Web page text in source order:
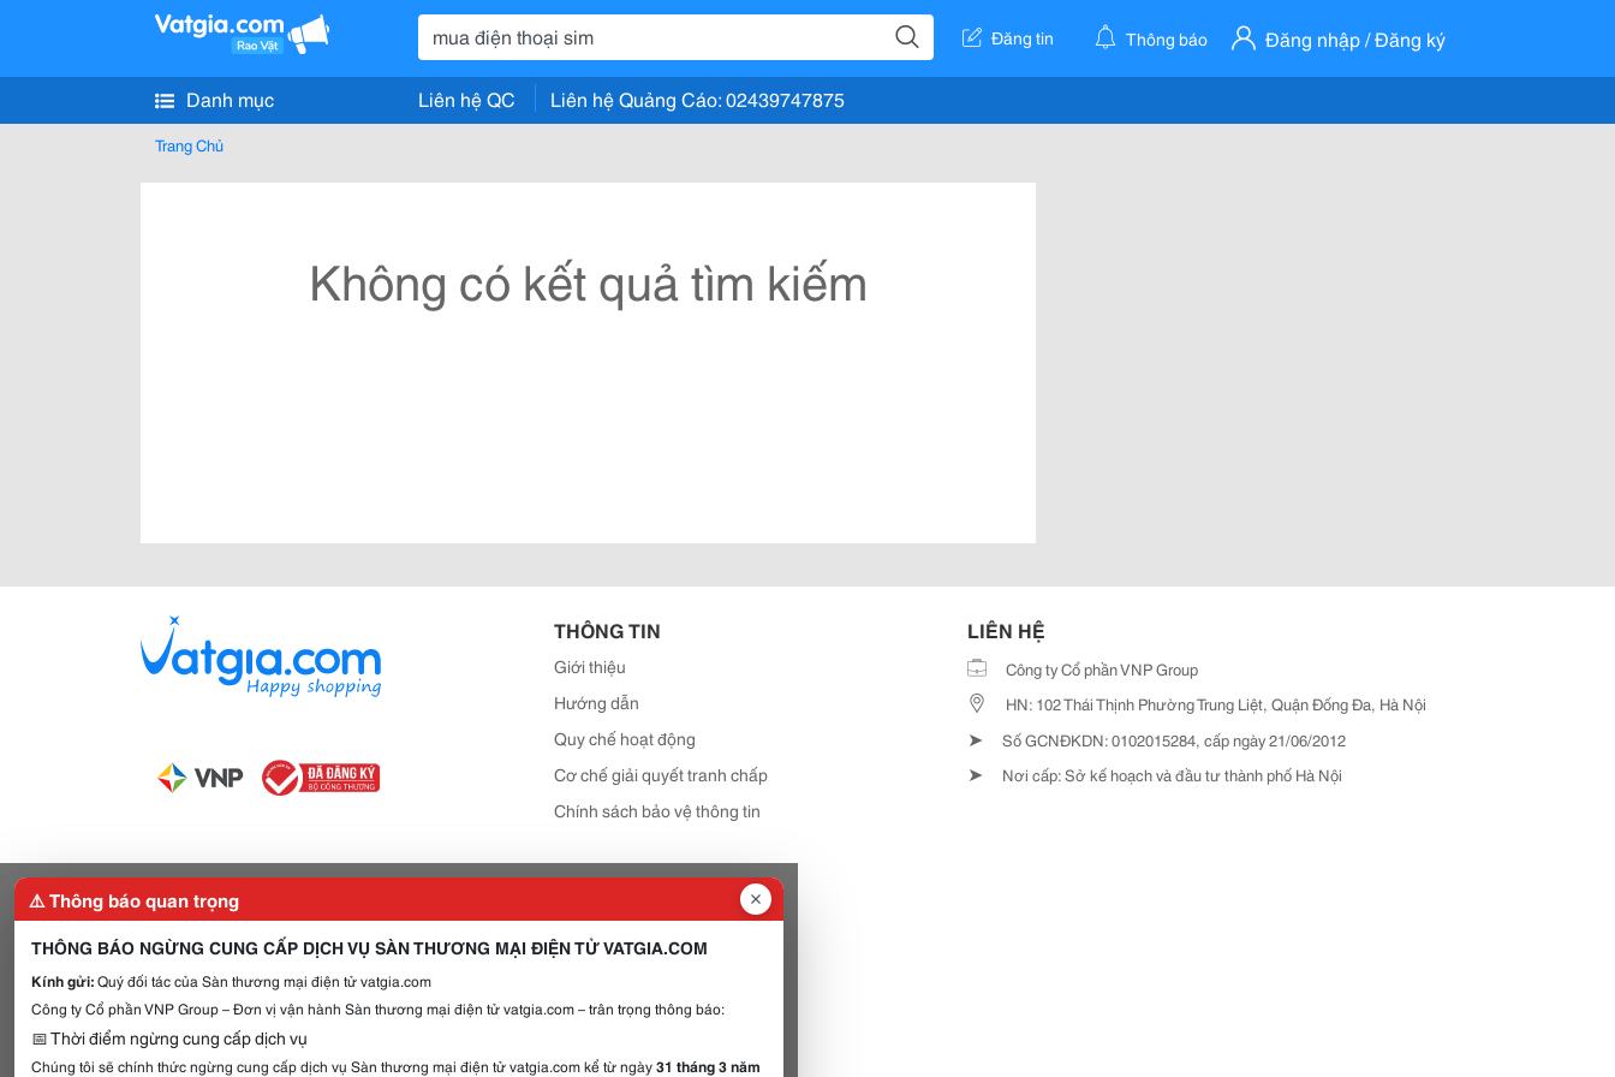
Đăng tin Thông báo Đăng nhập / Đăng ký
Danh mục Liên hệ QC Liên hệ Quảng Cáo: 02439747875
Trang Chủ
Không có kết quả tìm kiếm
THÔNG TIN
Giới thiệu
Hướng dẫn
Quy chế hoạt động
Cơ chế giải quyết tranh chấp
Chính sách bảo vệ thông tin
LIÊN HỆ
Công ty Cổ phần VNP Group
HN: 102 Thái Thịnh Phường Trung Liệt, Quận Đống Đa, Hà Nội
➤ Số GCNĐKDN: 0102015284, cấp ngày 21/06/2012
➤ Nơi cấp: Sở kế hoạch và đầu tư thành phố Hà Nội
⚠️ Thông báo quan trọng
THÔNG BÁO NGỪNG CUNG CẤP DỊCH VỤ SÀN THƯƠNG MẠI ĐIỆN TỬ VATGIA.COM
Kính gửi:Quý đối tác của Sàn thương mại điện tử vatgia.com
Công ty Cổ phần VNP Group – Đơn vị vận hành Sàn thương mại điện tử vatgia.com – trân trọng thông báo:
📅 Thời điểm ngừng cung cấp dịch vụ
Chúng tôi sẽ chính thức ngừng cung cấp dịch vụ Sàn thương mại điện tử vatgia.com kể từ ngày31 tháng 3 năm